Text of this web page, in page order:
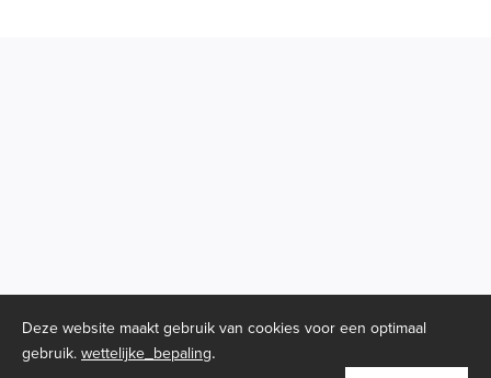
Deze website maakt gebruik van cookies voor een optimaal
gebruik. wettelijke_bepaling.